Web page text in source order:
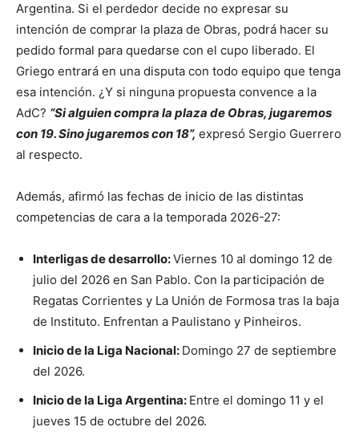
Argentina. Si el perdedor decide no expresar su
intención de comprar la plaza de Obras, podrá hacer su
pedido formal para quedarse con el cupo liberado. El
Griego entrará en una disputa con todo equipo que tenga
esa intención. ¿Y si ninguna propuesta convence a la
AdC? “Si alguien compra la plaza de Obras, jugaremos
con 19. Sino jugaremos con 18”, expresó Sergio Guerrero
al respecto.
Además, afirmó las fechas de inicio de las distintas
competencias de cara a la temporada 2026-27:
Interligas de desarrollo:Viernes 10 al domingo 12 de
julio del 2026 en San Pablo. Con la participación de
Regatas Corrientes y La Unión de Formosa tras la baja
de Instituto. Enfrentan a Paulistano y Pinheiros.
Inicio de la Liga Nacional: Domingo 27 de septiembre
del 2026.
Inicio de la Liga Argentina: Entre el domingo 11 y el
jueves 15 de octubre del 2026.